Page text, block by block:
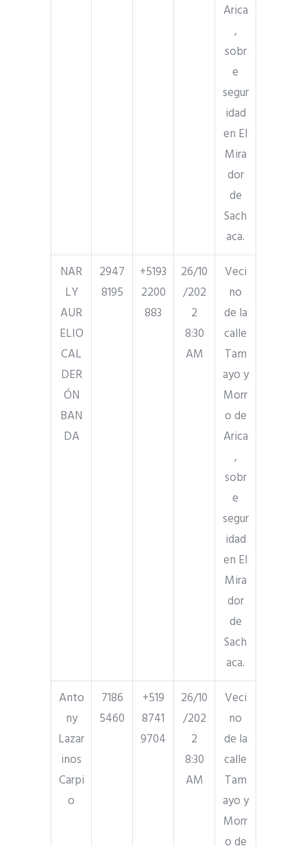
Arica
,
sobr
e
segur
idad
en El
Mira
dor
de
Sach
aca.
NAR
LY
AUR
ELIO
CAL
DER
ÓN
BAN
DA
2947
8195
+5193
2200
883
26/10
/202
2
8:30
AM
Veci
no
de la
calle
Tam
ayo y
Morr
o de
Arica
,
sobr
e
segur
idad
en El
Mira
dor
de
Sach
aca.
Anto
ny
Lazar
inos
Carpi
o
7186
5460
+519
8741
9704
26/10
/202
2
8:30
AM
Veci
no
de la
calle
Tam
ayo y
Morr
o de